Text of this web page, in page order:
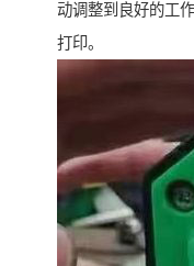
动调整到良好的工
打印。